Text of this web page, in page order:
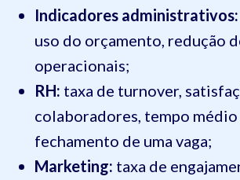
Indicadores administrativos:
uso do orçamento, redução
operacionais;
RH: taxa de turnover,
colaboradores, tempo médio
fechamento de uma vaga;
Marketing: taxa de